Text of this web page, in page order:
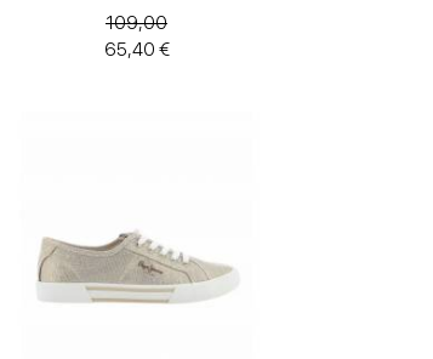
109,00
65,40 €